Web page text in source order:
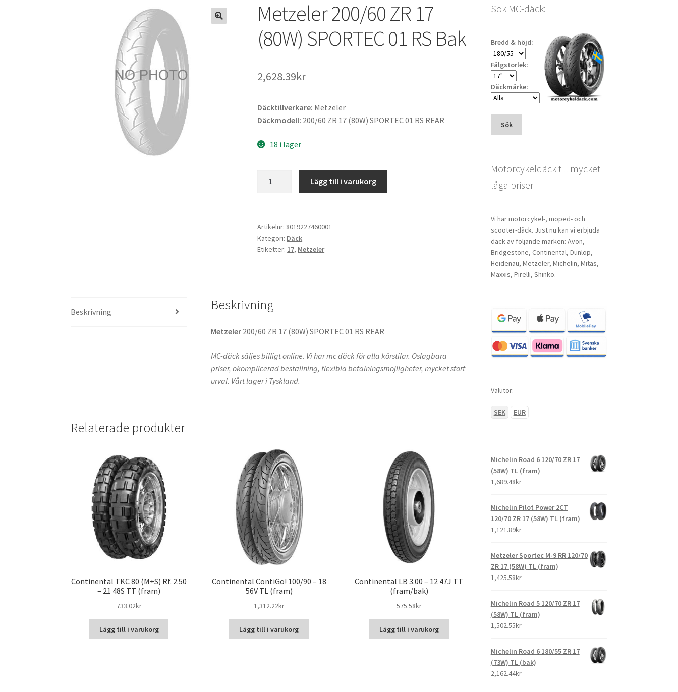
Metzeler 200/60 ZR 17
(80W) SPORTEC 01 RS Bak
2,628.39kr
Däcktillverkare: Metzeler
Däckmodell: 200/60 ZR 17 (80W) SPORTEC 01 RS REAR
18 i lager
(80W)
SPORTEC
01
Lägg till i varukorg
Artikelnr: 8019227460001
Kategori: Däck
Etiketter: 17, Metzeler
Beskrivning Beskrivning
Metzeler 200/60 ZR 17 (80W) SPORTEC 01 RS REAR
MC-däck säljes billigt online. Vi har mc däck för alla körstilar. Oslagbara
priser, okomplicerad beställning, flexibla betalningsmöjligheter, mycket stort
urval. Vårt lager i Tyskland.
Relaterade produkter
Continental TKC 80 (M+S) Rf. 2.50
– 21 48S TT (fram)
733.02kr
Lägg till i varukorg
Continental ContiGo! 100/90 – 18
56V TL (fram)
1,312.22kr
Lägg till i varukorg
Continental LB 3.00 – 12 47J TT
(fram/bak)
575.58kr
Lägg till i varukorg
Sök MC-däck:
Bredd & höjd:
Fälgstorlek:
Däckmärke:
Sök
Motorcykeldäck till mycket
låga priser
Vi har motorcykel-, moped- och
scooter-däck. Just nu kan vi erbjuda
däck av följande märken: Avon,
Bridgestone, Continental, Dunlop,
Heidenau, Metzeler, Michelin, Mitas,
Maxxis, Pirelli, Shinko.
Valutor:
SEK EUR
Michelin Road 6 120/70 ZR 17
(58W) TL (fram)
1,689.48kr
Michelin Pilot Power 2CT
120/70 ZR 17 (58W) TL (fram)
1,121.89kr
Metzeler Sportec M-9 RR 120/70
ZR 17 (58W) TL (fram)
1,425.58kr
Michelin Road 5 120/70 ZR 17
(58W) TL (fram)
1,502.55kr
Michelin Road 6 180/55 ZR 17
(73W) TL (bak)
2,162.44kr